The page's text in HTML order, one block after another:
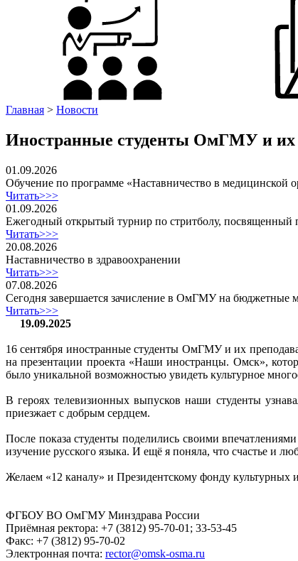
Главная > Новости
Иностранные студенты ОмГМУ и их
01.09.2026
Обучение по программе «Наставничество в медицинской
Читать>>>
01.09.2026
Ежегодный открытый турнир по стритболу, посвященный
Читать>>>
20.08.2026
Наставничество в здравоохранении
Читать>>>
07.08.2026
Сегодня завершается зачисление в ОмГМУ на бюджетные
Читать>>>
19.09.2025
16 сентября иностранные студенты ОмГМУ и их
на презентации проекта «Наши иностранцы. Омск»,
было уникальной возможностью увидеть культурное
В героях телевизионных выпусков наши студенты
приезжает с добрым сердцем.
После показа студенты поделились своими
изучение русского языка. И ещё я поняла, что счастье и
Желаем «12 каналу» и Президентскому фонду культурных
ФГБОУ ВО ОмГМУ Минздрава России
Приёмная ректора: +7 (3812) 95-70-01; 33-53-45
Факс: +7 (3812) 95-70-02
Электронная почта: rector@omsk-osma.ru